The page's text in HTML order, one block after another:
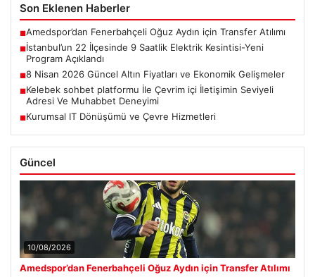
Son Eklenen Haberler
■Amedspor’dan Fenerbahçeli Oğuz Aydın için Transfer Atılımı
■İstanbul’un 22 İlçesinde 9 Saatlik Elektrik Kesintisi-Yeni
Program Açıklandı
■8 Nisan 2026 Güncel Altın Fiyatları ve Ekonomik Gelişmeler
■Kelebek sohbet platformu İle Çevrim içi İletişimin Seviyeli
Adresi Ve Muhabbet Deneyimi
■Kurumsal IT Dönüşümü ve Çevre Hizmetleri
Güncel
10/08/2026
Amedspor’dan Fenerbahçeli Oğuz Aydın için Transfer Atılımı